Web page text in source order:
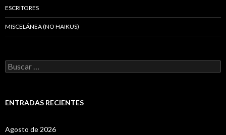
ESCRITORES
MISCELÁNEA (NO HAIKUS)
B
u
a
ENTRADAS RECIENTES
Agosto de 2026